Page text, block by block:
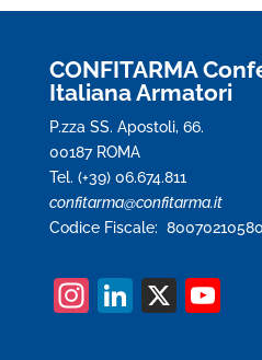
CONFITARMA
Italiana Armatori
P.zza SS. Apostoli, 66.
00187 ROMA
Tel. (+39) 06.674.811
confitarma@confitarma.it
Codice Fiscale: 80070210580
In Li X Y